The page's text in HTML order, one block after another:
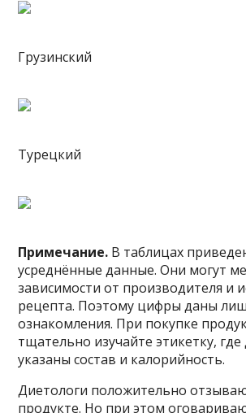
Грузинский
Турецкий
Примечание. В таблицах
усреднённые данные. Они могут
зависимости от производителя и
рецепта. Поэтому цифры даны
ознакомления. При покупке
тщательно изучайте этикетку,
указаны состав и калорийность.
Диетологи положительно
продукте. Но при этом